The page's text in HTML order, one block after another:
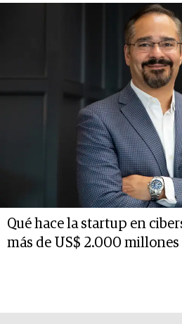
Qué hace la startup en
más de US$ 2.000 millones